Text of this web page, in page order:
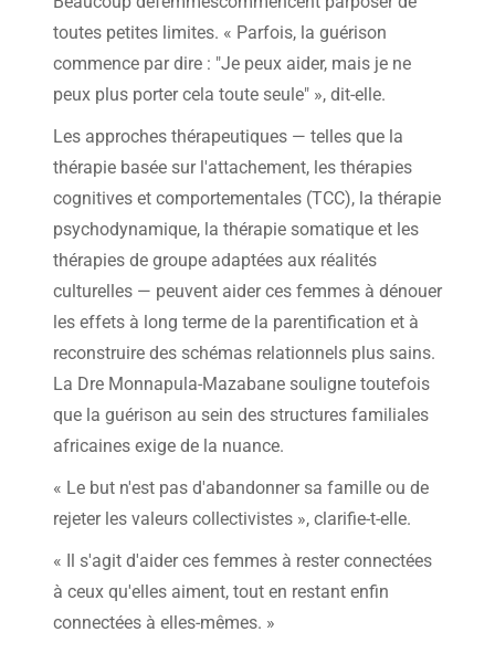
toutes petites limites. « Parfois, la guérison
commence par dire : "Je peux aider, mais je ne
peux plus porter cela toute seule" », dit-elle.
Les approches thérapeutiques — telles que la
thérapie basée sur l'attachement, les thérapies
cognitives et comportementales (TCC), la thérapie
psychodynamique, la thérapie somatique et les
thérapies de groupe adaptées aux réalités
culturelles — peuvent aider ces femmes à dénouer
les effets à long terme de la parentification et à
reconstruire des schémas relationnels plus sains.
La Dre Monnapula-Mazabane souligne toutefois
que la guérison au sein des structures familiales
africaines exige de la nuance.
« Le but n'est pas d'abandonner sa famille ou de
rejeter les valeurs collectivistes », clarifie-t-elle.
« Il s'agit d'aider ces femmes à rester connectées
à ceux qu'elles aiment, tout en restant enfin
connectées à elles-mêmes. »